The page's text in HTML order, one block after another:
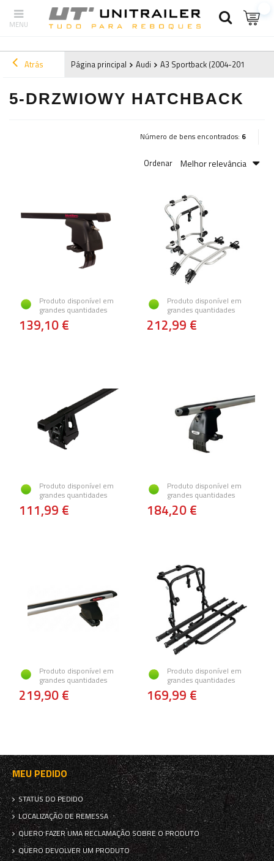
Atrás Página principal Audi A3 Sportback (2004-2012) 8P
5-DRZWIOWY HATCHBACK
Número de bens encontrados: 6
Ordenar Melhor relevância
Produto disponível em
grandes quantidades
139,10 €
Produto disponível em
grandes quantidades
212,99 €
Produto disponível em
grandes quantidades
111,99 €
Produto disponível em
grandes quantidades
184,20 €
Produto disponível em
grandes quantidades
219,90 €
Produto disponível em
grandes quantidades
169,99 €
MEU PEDIDO
STATUS DO PEDIDO
LOCALIZAÇÃO DE REMESSA
QUERO FAZER UMA RECLAMAÇÃO SOBRE O PRODUTO
QUERO DEVOLVER UM PRODUTO